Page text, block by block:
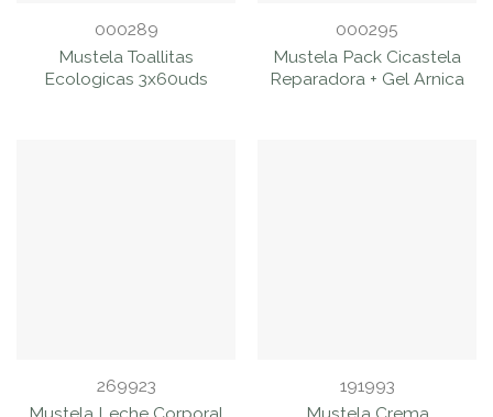
000289
Mustela Toallitas
Ecologicas 3x60uds
000295
Mustela Pack Cicastela
Reparadora + Gel Arnica
269923
191993